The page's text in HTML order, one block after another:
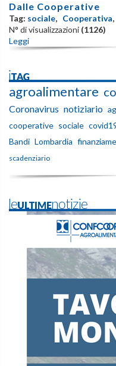
Dalle Cooperative
Tag: sociale, Cooperativa,
N° di visualizzazioni (1126)
Leggi
iTAG
agroalimentare
Coronavirus notiziario
cooperative sociale
Bandi Lombardia
scadenziario
leULTIMEnotizie